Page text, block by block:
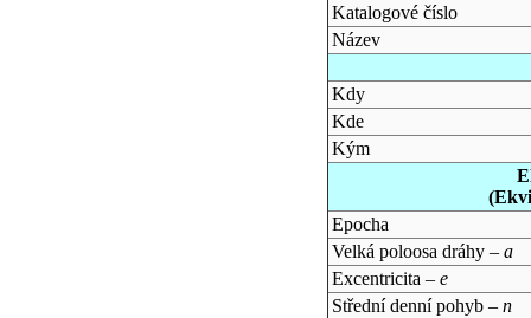
Katalogové číslo
Název
Kdy
Kde
Kým
Epocha
Velká poloosa dráhy – a
Excentricita – e
Střední denní pohyb – n